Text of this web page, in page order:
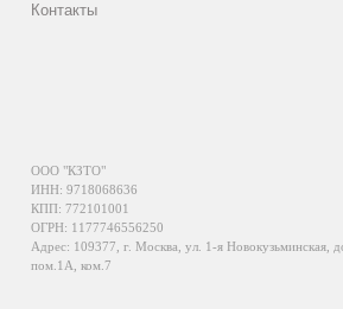
Контакты
ООО "КЗТО"
ИНН: 9718068636
КПП: 772101001
ОГРН: 1177746556250
Адрес: 109377, г. Москва, ул. 1-я Новокузьминская,
пом.1А, ком.7